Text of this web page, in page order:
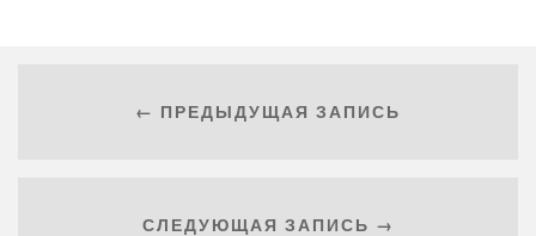
← ПРЕДЫДУЩАЯ ЗАПИСЬ
СЛЕДУЮЩАЯ ЗАПИСЬ →